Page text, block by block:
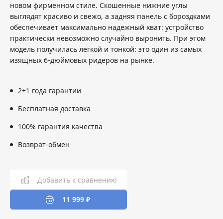
новом фирменном стиле. Скошенные нижние углы
выглядят красиво и свежо, а задняя панель с бороздками
обеспечивает максимально надежный хват: устройство
практически невозможно случайно выронить. При этом
модель получилась легкой и тонкой: это один из самых
изящных 6-дюймовых ридеров на рынке.
2+1 года гарантии
Бесплатная доставка
100% гарантия качества
Возврат-обмен
Добавить к сравнению
11 999 ₽